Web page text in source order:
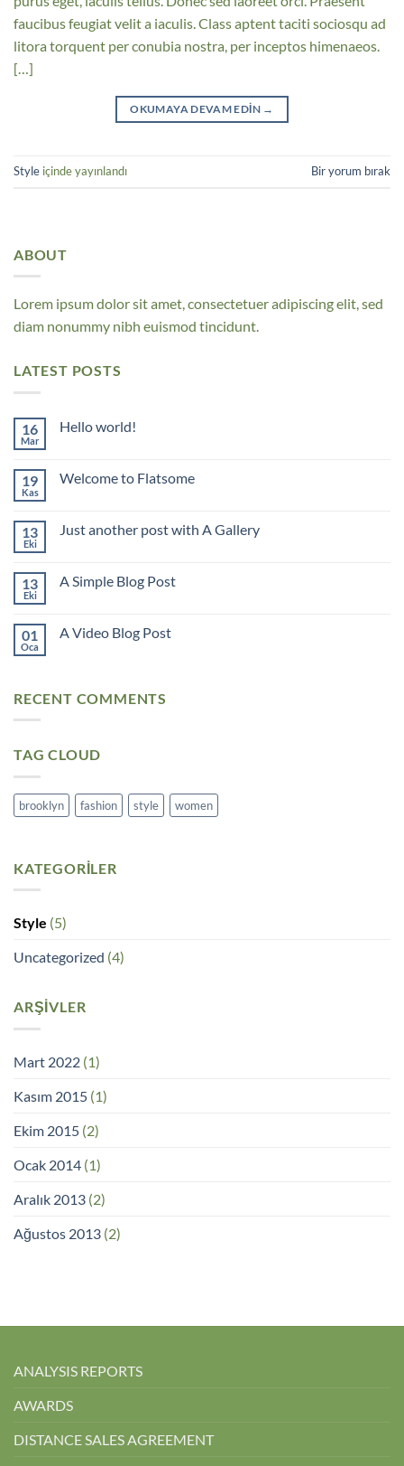
faucibus feugiat velit a iaculis. Class aptent taciti sociosqu ad
litora torquent per conubia nostra, per inceptos himenaeos.
[…]
OKUMAYA DEVAM EDIN →
Style içinde yayınlandı Bir yorum bırak
ABOUT
Lorem ipsum dolor sit amet, consectetuer adipiscing elit, sed
diam nonummy nibh euismod tincidunt.
LATEST POSTS
16
Mar
Hello world!
world!
19
Kas
Welcome to Flatsome
to
13
Eki
Just another post with A Gallery
another
Gallery
13
Eki
A Simple Blog Post
Simple
01
Oca
A Video Blog Post
Blog
RECENT COMMENTS
TAG CLOUD
brooklyn fashion style women
KATEGORILER
Style (5)
Uncategorized (4)
ARŞIVLER
Mart 2022 (1)
Kasım 2015 (1)
Ekim 2015 (2)
Ocak 2014 (1)
Aralık 2013 (2)
Ağustos 2013 (2)
ANALYSIS REPORTS
AWARDS
DISTANCE SALES AGREEMENT